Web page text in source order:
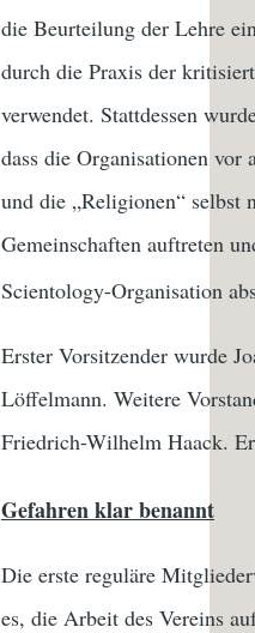
die Beurteilung der Lehre
durch die Praxis der
verwendet. Stattdessen
dass die Organisationen vor
und die „Religionen“ selbst
Gemeinschaften auftreten
Scientology-Organisation
Erster Vorsitzender wurde
Löffelmann. Weitere
Friedrich-Wilhelm Haack.
Gefahren klar benannt
Die erste reguläre
es, die Arbeit des Vereins